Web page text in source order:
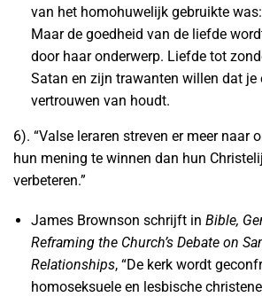
van het homohuwelijk gebruikte
Maar de goedheid van de liefde
door haar onderwerp. Liefde tot
Satan en zijn trawanten willen dat je
vertrouwen van houdt.
6). “Valse leraren streven er meer naar
hun mening te winnen dan hun
verbeteren.”
James Brownson schrijft in Bible,
Reframing the Church’s Debate on
Relationships, “De kerk wordt
homoseksuele en lesbische